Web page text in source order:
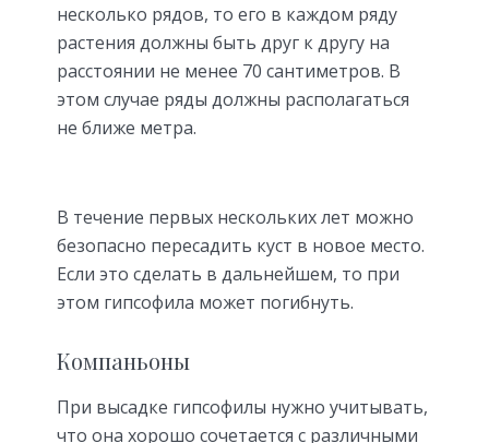
несколько рядов, то его в каждом ряду
растения должны быть друг к другу на
расстоянии не менее 70 сантиметров. В
этом случае ряды должны располагаться
не ближе метра.
В течение первых нескольких лет можно
безопасно пересадить куст в новое место.
Если это сделать в дальнейшем, то при
этом гипсофила может погибнуть.
Компаньоны
При высадке гипсофилы нужно учитывать,
что она хорошо сочетается с различными